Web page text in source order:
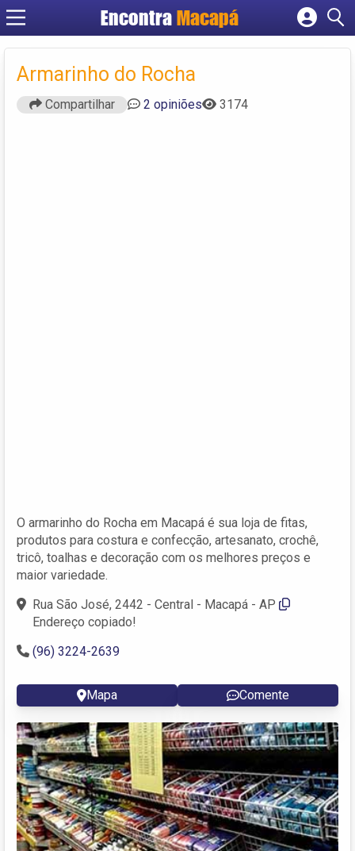
EncontraMacapá
Cadastrar empresa
Criar conta
Armarinho do Rocha
Compartilhar 2 opiniões 3174
O armarinho do Rocha em Macapá é sua loja de fitas,
produtos para costura e confecção, artesanato, crochê,
tricô, toalhas e decoração com os melhores preços e
maior variedade.
Rua São José, 2442 - Central - Macapá - AP
Endereço copiado!
(96) 3224-2639
Mapa Comente